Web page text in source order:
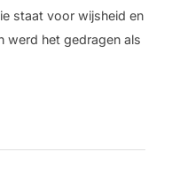
staat voor wijsheid en
werd het gedragen als